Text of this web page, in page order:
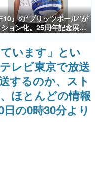
ジビュー数万以上！ などな
ファミ渾身の“殿堂入り”記
に製作時のエピソードをお
ーム）とは何か？を探ってい
。『赫本』は、〈試験問題〉
です。
』の“ブリッツボール”が
ション化。25周年記念展
FANTASY X
幻光の記憶-」のグッ
が一部公開
います」とい
レビ東京で放送
するのか、スト
ほとんどの情報
の0時30分より